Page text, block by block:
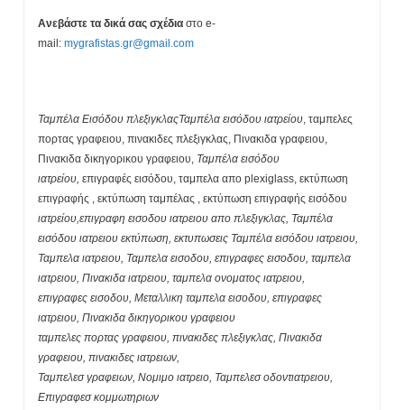
Ανεβάστε τα δικά σας σχέδια στο e-
mail:mygrafistas.gr@gmail.com
Ταμπέλα Εισόδου πλεξιγκλαςΤαμπέλα εισόδου ιατρείου, ταμπελες
πορτας γραφειου, πινακιδες πλεξιγκλας, Πινακιδα γραφειου,
Πινακιδα δικηγορικου γραφειου, Ταμπέλα εισόδου
ιατρείου, επιγραφές εισόδου, ταμπελα απο plexiglass, εκτύπωση
επιγραφής , εκτύπωση ταμπέλας , εκτύπωση επιγραφής εισόδου
ιατρείου,επιγραφη εισοδου ιατρειου απο πλεξιγκλας, Ταμπέλα
εισόδου ιατρειου εκτύπωση, εκτυπωσεις Ταμπέλα εισόδου ιατρειου,
Ταμπελα ιατρειου, Ταμπελα εισοδου, επιγραφες εισοδου, ταμπελα
ιατρειου, Πινακιδα ιατρειου, ταμπελα ονοματος ιατρειου,
επιγραφες εισοδου, Μεταλλικη ταμπελα εισοδου, επιγραφες
ιατρειου, Πινακιδα δικηγορικου γραφειου
ταμπελες πορτας γραφειου, πινακιδες πλεξιγκλας, Πινακιδα
γραφειου, πινακιδες ιατρειων,
Ταμπελεσ γραφειων, Νομιμο ιατρειο, Ταμπελεσ οδοντιατρειου,
Επιγραφεσ κομμωτηριων